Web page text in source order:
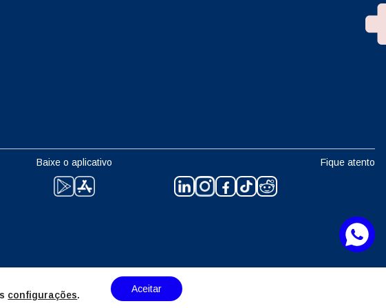
Baixe o aplicativo Fique atento
configurações.
Aceitar